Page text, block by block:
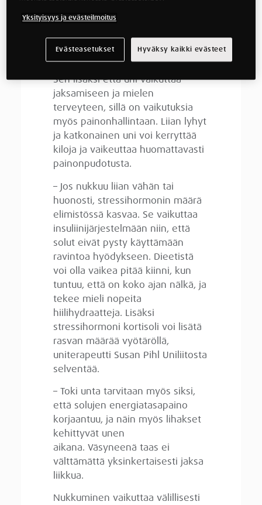
kannalta, mutta arjen kiireen
helposti nukkumisesta ehtiäkseen
hoitaa muita asioita.
Sen lisäksi että uni vaikuttaa
jaksamiseen ja mielen
terveyteen, sillä on vaikutuksia
myös painonhallintaan. Liian lyhyt
ja katkonainen uni voi kerryttää
kiloja ja vaikeuttaa huomattavasti
painonpudotusta.
– Jos nukkuu liian vähän tai
huonosti, stressihormonin määrä
elimistössä kasvaa. Se vaikuttaa
insuliinijärjestelmään niin, että
solut eivät pysty käyttämään
ravintoa hyödykseen. Dieetistä
voi olla vaikea pitää kiinni, kun
tuntuu, että on koko ajan nälkä, ja
tekee mieli nopeita
hiilihydraatteja. Lisäksi
stressihormoni kortisoli voi lisätä
rasvan määrää vyötäröllä,
uniterapeutti Susan Pihl Uniliitosta
selventää.
– Toki unta tarvitaan myös siksi,
että solujen energiatasapaino
korjaantuu, ja näin myös lihakset
kehittyvät unen
aikana. Väsyneenä taas ei
välttämättä yksinkertaisesti jaksa
liikkua.
Nukkuminen vaikuttaa välillisesti
Yksityisyys ja evästeilmoitus
Evästeasetukset Hyväksy kaikki evästeet